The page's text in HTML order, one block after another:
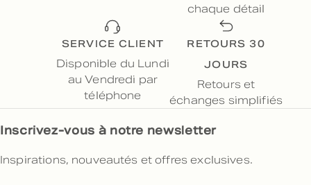
chaque détail
SERVICE CLIENT
Disponible du Lundi
au Vendredi par
téléphone
RETOURS 30
JOURS
Retours et
échanges simplifiés
Inscrivez-vous à notre newsletter
Inspirations, nouveautés et offres exclusives.